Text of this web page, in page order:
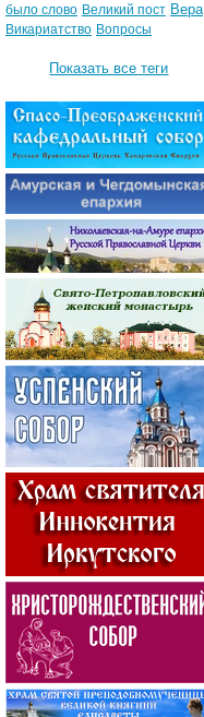
было слово Великий пост Вера
Викариатство Вопросы
Показать все теги